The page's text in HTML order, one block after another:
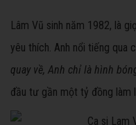
Lâm Vũ sinh năm 1982, là
yêu thích. Anh nổi tiếng qua
quay về, Anh chỉ là hình
đầu tư gần một tỷ đồng làm